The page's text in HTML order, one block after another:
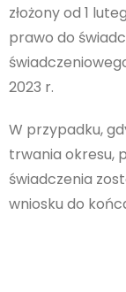
złożony od 1
prawo do
2023 r.
W przypadku,
trwania okresu,
świadczenia
wniosku do